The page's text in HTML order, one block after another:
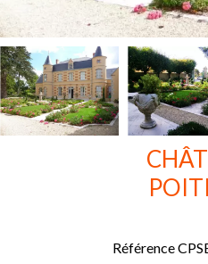
Référence